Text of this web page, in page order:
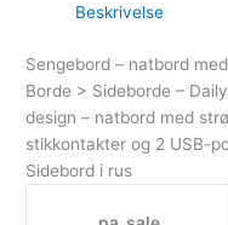
Beskrivelse
Sengebord – natbord
Borde > Sideborde –
design – natbord med
stikkontakter og 2 USB-
Sidebord i rus